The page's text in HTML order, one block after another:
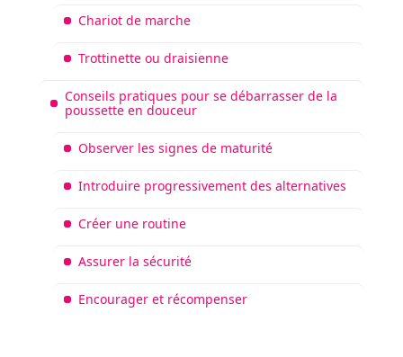
Chariot de marche
Trottinette ou draisienne
Conseils pratiques pour se débarrasser de la
poussette en douceur
Observer les signes de maturité
Introduire progressivement des alternatives
Créer une routine
Assurer la sécurité
Encourager et récompenser